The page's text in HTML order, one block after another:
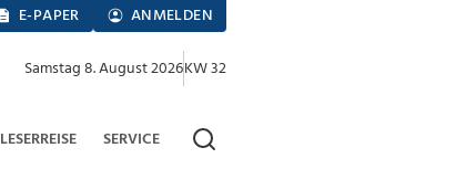
E-PAPER ANMELDEN
Samstag 8. August 2026KW 32
LESERREISE SERVICE